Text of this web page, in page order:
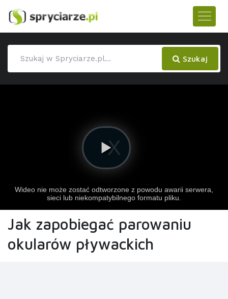
Szukaj
Jak zapobiegać parowaniu
okularów pływackich